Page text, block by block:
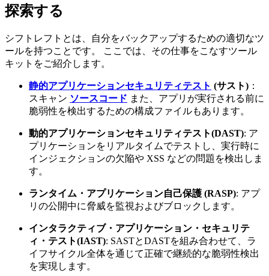
探索する
シフトレフトとは、自分をバックアップするための適切なツ
ールを持つことです。 ここでは、その仕事をこなすツール
キットをご紹介します。
静的アプリケーションセキュリティテスト (サスト) ：
スキャン ソースコード また、アプリが実行される前に
脆弱性を検出するための構成ファイルもあります。
動的アプリケーションセキュリティテスト(DAST): ア
プリケーションをリアルタイムでテストし、実行時に
インジェクションの欠陥や XSS などの問題を検出しま
す。
ランタイム・アプリケーション自己保護 (RASP): アプ
リの公開中に脅威を監視およびブロックします。
インタラクティブ・アプリケーション・セキュリテ
ィ・テスト(IAST): SASTとDASTを組み合わせて、ラ
イフサイクル全体を通じて正確で継続的な脆弱性検出
を実現します。